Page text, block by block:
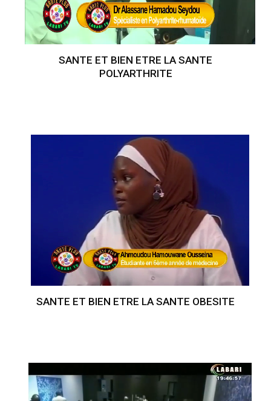
SANTE ET BIEN ETRE LA SANTE
POLYARTHRITE
SANTE ET BIEN ETRE LA SANTE OBESITE